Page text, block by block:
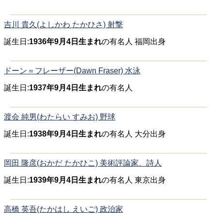
吉川 貴久(よしかわ たかひさ) 射撃
誕生日:1936年9月4日生まれの有名人 福岡出身
ドーン＝フレーザー(Dawn Fraser) 水泳
誕生日:1937年9月4日生まれの有名人
渡会 純男(わたらい すみお) 野球
誕生日:1938年9月4日生まれの有名人 大分出身
岡田 隆彦(おかだ たかひこ) 美術評論家、詩人
誕生日:1939年9月4日生まれの有名人 東京出身
高橋 英吾(たかはし えいご) 政治家